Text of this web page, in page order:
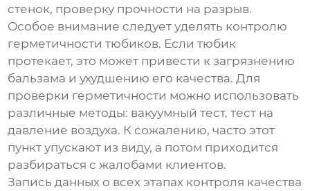
стенок, проверку прочности на разрыв.
Особое внимание следует уделять контролю
герметичности тюбиков. Если тюбик
протекает, это может привести к загрязнению
бальзама и ухудшению его качества. Для
проверки герметичности можно использовать
различные методы: вакуумный тест, тест на
давление воздуха. К сожалению, часто этот
пункт упускают из виду, а потом приходится
разбираться с жалобами клиентов.
Запись данных о всех этапах контроля качества